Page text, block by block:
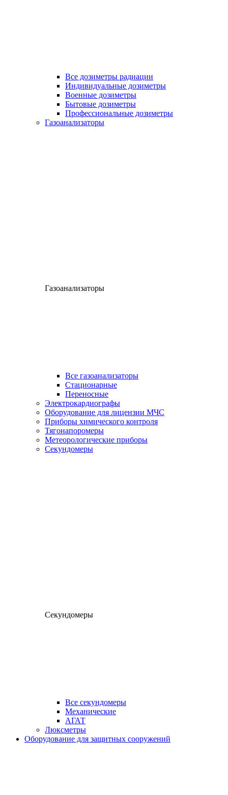
Все дозиметры радиации
Индивидуальные дозиметры
Военные дозиметры
Бытовые дозиметры
Профессиональные дозиметры
Газоанализаторы
Газоанализаторы
Все газоанализаторы
Cтационарные
Переносные
Электрокардиографы
Оборудование для лицензии МЧС
Приборы химического контроля
Тягонапоромеры
Метеорологические приборы
Секундомеры
Секундомеры
Все секундомеры
Механические
АГАТ
Люксметры
Оборудование для защитных сооружений